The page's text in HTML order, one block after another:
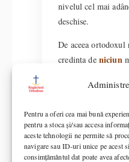
Pentru a oferi cea mai bună
pentru a stoca și/sau accesa
aceste tehnologii ne permite să
navigare sau ID-uri unice pe acest
consimțământul dat poate avea
nivelul cel mai
deschise.
De aceea ortodoxul
credința de niciun
că modelele de
altă temelie: pe
manuale.